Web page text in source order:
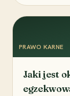
PRAWO KARNE
Jaki jest